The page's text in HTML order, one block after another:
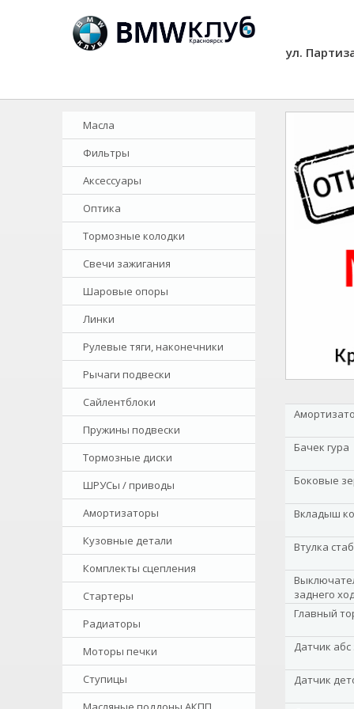
ул.
Масла
Фильтры
Аксессуары
Оптика
Тормозные колодки
Свечи зажигания
Шаровые опоры
Линки
Рулевые тяги, наконечники
Рычаги подвески
Сайлентблоки
Пружины подвески
Тормозные диски
ШРУСы / приводы
Амортизаторы
Кузовные детали
Комплекты сцепления
Стартеры
Радиаторы
Моторы печки
Ступицы
Бачек гура
Боковые
Вкладыш
Втулка
заднего
Главный
Датчик
Датчик